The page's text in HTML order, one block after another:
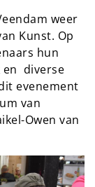
weer
Kunst. Op
hun
en diverse
evenement
van
Owen van